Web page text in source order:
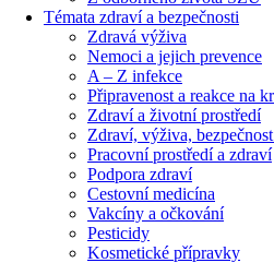
Témata zdraví a bezpečnosti
Zdravá výživa
Nemoci a jejich prevence
A – Z infekce
Připravenost a reakce na
Zdraví a životní prostředí
Zdraví, výživa,
Pracovní prostředí a zdraví
Podpora zdraví
Cestovní medicína
Vakcíny a očkování
Pesticidy
Kosmetické přípravky